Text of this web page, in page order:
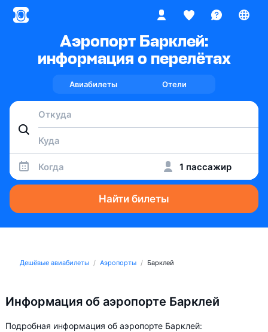
Аэропорт Барклей:
информация о перелётах
Авиабилеты Отели
Когда 1 пассажир
Найти билеты
Дешёвые авиабилеты Аэропорты Барклей
Информация об аэропорте Барклей
Подробная информация об аэропорте Барклей: